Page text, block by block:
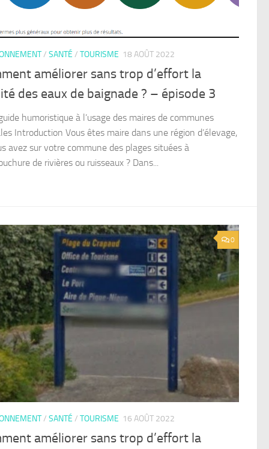
/ SANTÉ / TOURISME 18 AOÛT 2022
améliorer sans trop d’effort la
des eaux de baignade ? – épisode 3
humoristique à l’usage des maires de communes
Introduction Vous êtes maire dans une région d’élevage,
avez sur votre commune des plages situées à
de rivières ou ruisseaux ? Dans...
0
/ SANTÉ / TOURISME 16 AOÛT 2022
améliorer sans trop d’effort la